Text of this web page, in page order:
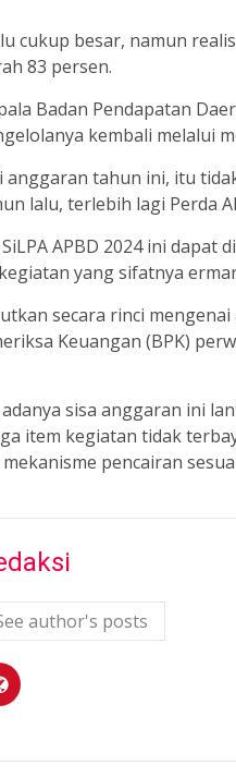
cukup besar, namun
83 persen.
Badan Pendapatan
kembali melalui
anggaran tahun ini, itu
lalu, terlebih lagi Perda
APBD 2024 ini dapat
yang sifatnya
secara rinci
Keuangan (BPK)
sisa anggaran ini
item kegiatan tidak
pencairan
author's posts